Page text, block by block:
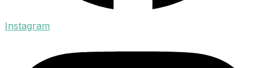
Instagram